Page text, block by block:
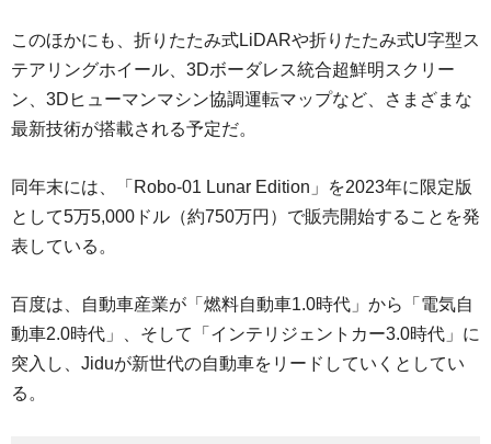
このほかにも、折りたたみ式LiDARや折りたたみ式U字型ス
テアリングホイール、3Dボーダレス統合超鮮明スクリー
ン、3Dヒューマンマシン協調運転マップなど、さまざまな
最新技術が搭載される予定だ。
同年末には、「Robo-01 Lunar Edition」を2023年に限定版
として5万5,000ドル（約750万円）で販売開始することを発
表している。
百度は、自動車産業が「燃料自動車1.0時代」から「電気自
動車2.0時代」、そして「インテリジェントカー3.0時代」に
突入し、Jiduが新世代の自動車をリードしていくとしてい
る。